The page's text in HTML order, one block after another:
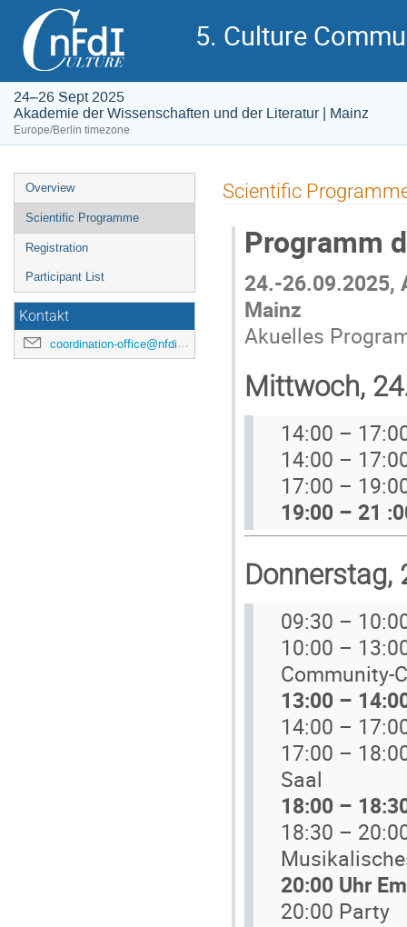
5. Culture
24–26 Sept 2025
Akademie der Wissenschaften und der Literatur | Mainz
Europe/Berlin timezone
Event
menu
Overview
Scientific Programme
Registration
Participant List
Kontakt
coordination-office@nfdi4culture.de
Scientific
Programm
24.-26.09.2025,
Mainz
Akuelles
Mittwoch,
14:00 –
14:00 –
17:00 –
19:00 – 21
Donnerstag,
09:30 –
10:00 –
Community-
13:00 –
14:00 –
17:00 –
Saal
18:00 –
18:30 –
20:00 Uhr
20:00 Party